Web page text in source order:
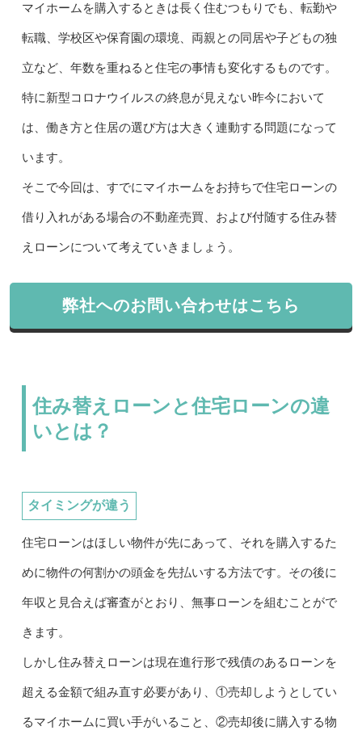
マイホームを購入するときは長く住むつもりでも、転勤や
転職、学校区や保育園の環境、両親との同居や子どもの独
立など、年数を重ねると住宅の事情も変化するものです。
特に新型コロナウイルスの終息が見えない昨今において
は、働き方と住居の選び方は大きく連動する問題になって
います。
そこで今回は、すでにマイホームをお持ちで住宅ローンの
借り入れがある場合の不動産売買、および付随する住み替
えローンについて考えていきましょう。
弊社へのお問い合わせはこちら
住み替えローンと住宅ローンの違
いとは？
タイミングが違う
住宅ローンはほしい物件が先にあって、それを購入するた
めに物件の何割かの頭金を先払いする方法です。その後に
年収と見合えば審査がとおり、無事ローンを組むことがで
きます。
しかし住み替えローンは現在進行形で残債のあるローンを
超える金額で組み直す必要があり、①売却しようとしてい
るマイホームに買い手がいること、②売却後に購入する物